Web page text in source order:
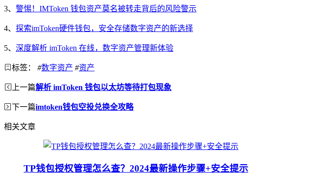
3、 警惕！IMToken 钱包资产莫名被转走背后的风险警示
4、 探索imToken硬件钱包，安全存储数字资产的新选择
5、 深度解析 imToken 在线，数字资产管理新体验
标签： #数字资产 #资产
上一篇解析 imToken 钱包以太坊等待打包现象
下一篇imtoken钱包空投兑换全攻略
相关文章
TP钱包授权管理怎么查？2024最新操作步骤+安全提示